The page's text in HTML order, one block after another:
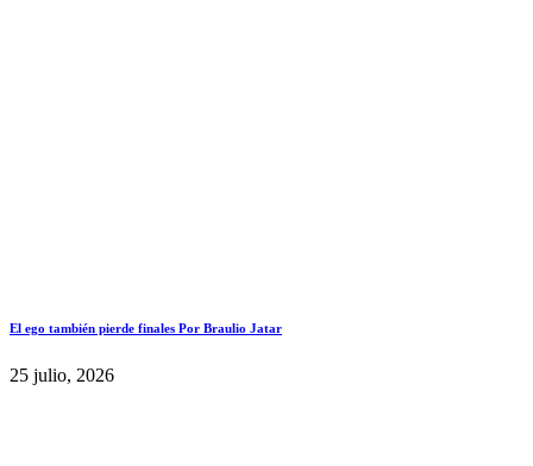
El ego también pierde finales Por Braulio Jatar
25 julio, 2026